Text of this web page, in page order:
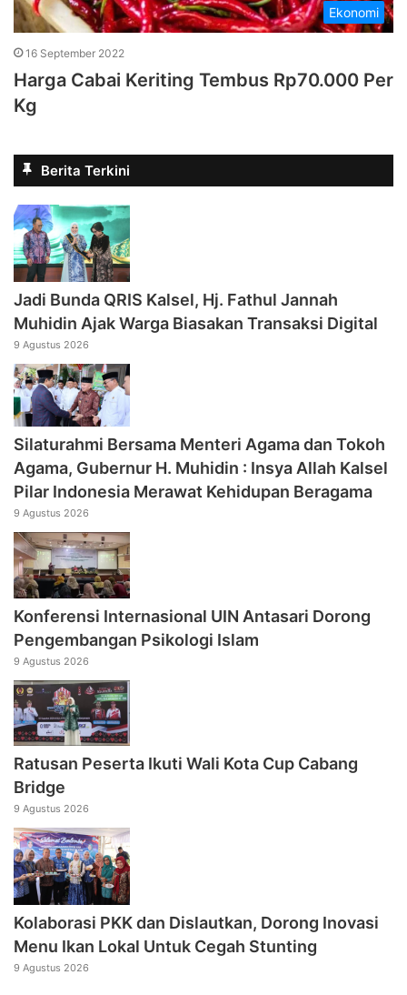
Ekonomi
16 September 2022
Harga Cabai Keriting Tembus Rp70.000 Per
Kg
Berita Terkini
Jadi Bunda QRIS Kalsel, Hj. Fathul Jannah
Muhidin Ajak Warga Biasakan Transaksi Digital
9 Agustus 2026
Silaturahmi Bersama Menteri Agama dan Tokoh
Agama, Gubernur H. Muhidin : Insya Allah Kalsel
Pilar Indonesia Merawat Kehidupan Beragama
9 Agustus 2026
Konferensi Internasional UIN Antasari Dorong
Pengembangan Psikologi Islam
9 Agustus 2026
Ratusan Peserta Ikuti Wali Kota Cup Cabang
Bridge
9 Agustus 2026
Kolaborasi PKK dan Dislautkan, Dorong Inovasi
Menu Ikan Lokal Untuk Cegah Stunting
9 Agustus 2026